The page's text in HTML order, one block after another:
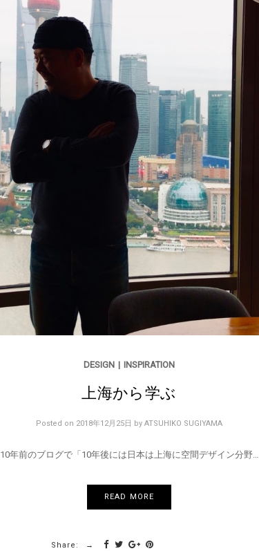
DESIGN | INSPIRATION
上海から学ぶ
Posted on 2018年12月25日 by ATSUHIKO SUGIYAMA
10年前のブログで「10年後には日本は上海に空間デザイン分野…
READ MORE
Share: